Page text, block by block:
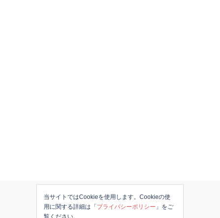
当サイトではCookieを使用します。Cookieの使
用に関する詳細は「プライバシーポリシー 」をご
覧ください。